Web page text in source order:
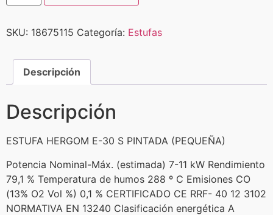
SKU: 18675115 Categoría: Estufas
Descripción
Descripción
ESTUFA HERGOM E-30 S PINTADA (PEQUEÑA)
Potencia Nominal-Máx. (estimada) 7-11 kW Rendimiento
79,1 % Temperatura de humos 288 º C Emisiones CO
(13% O2 Vol %) 0,1 % CERTIFICADO CE RRF- 40 12 3102
NORMATIVA EN 13240 Clasificación energética A